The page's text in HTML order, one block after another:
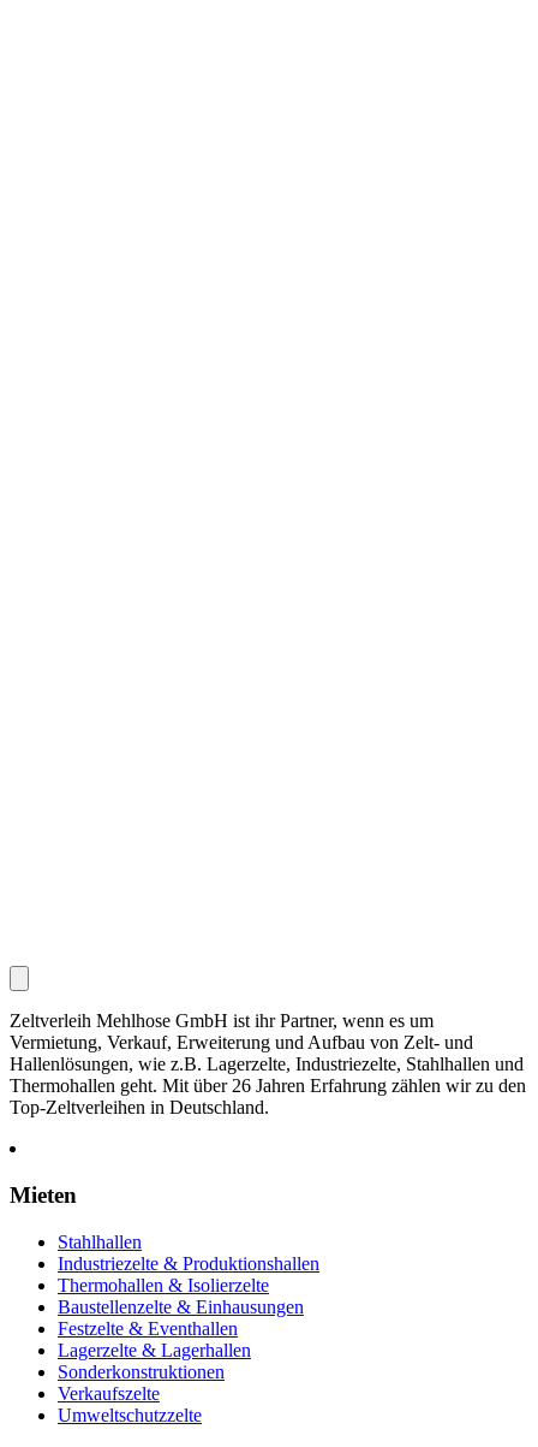
Zeltverleih Mehlhose GmbH ist ihr Partner, wenn es um
Vermietung, Verkauf, Erweiterung und Aufbau von Zelt- und
Hallenlösungen, wie z.B. Lagerzelte, Industriezelte, Stahlhallen und
Thermohallen geht. Mit über 26 Jahren Erfahrung zählen wir zu den
Top-Zeltverleihen in Deutschland.
Mieten
Stahlhallen
Industriezelte & Produktionshallen
Thermohallen & Isolierzelte
Baustellenzelte & Einhausungen
Festzelte & Eventhallen
Lagerzelte & Lagerhallen
Sonderkonstruktionen
Verkaufszelte
Umweltschutzzelte